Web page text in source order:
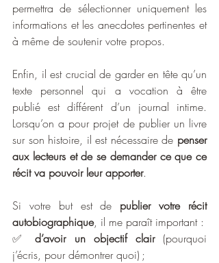
permettra de sélectionner uniquement les
informations et les anecdotes pertinentes et
à même de soutenir votre propos.
Enfin, il est crucial de garder en tête qu’un
texte personnel qui a vocation à être
publié est différent d’un journal intime.
Lorsqu’on a pour projet de publier un livre
sur son histoire, il est nécessaire de penser
aux lecteurs et de se demander ce que ce
récit va pouvoir leur apporter.
Si votre but est de publier votre récit
autobiographique, il me paraît important :
✅ d’avoir un objectif clair (pourquoi
j’écris, pour démontrer quoi) ;